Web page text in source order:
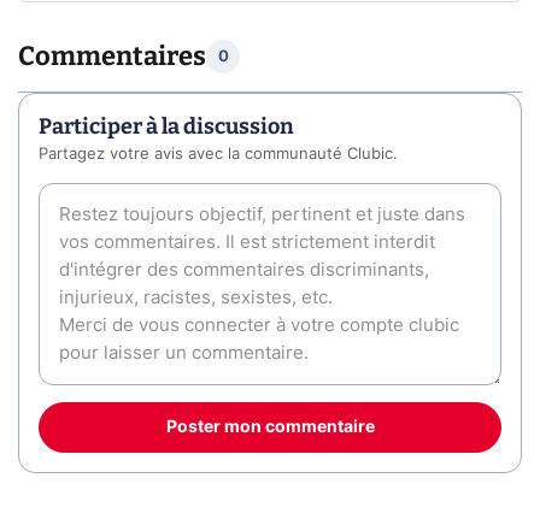
Commentaires 0
Participer à la discussion
Partagez votre avis avec la communauté Clubic.
Poster mon commentaire